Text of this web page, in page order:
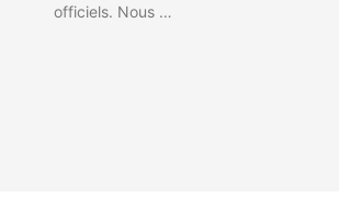
officiels. Nous …